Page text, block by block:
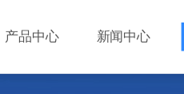
产品中心 新闻中心